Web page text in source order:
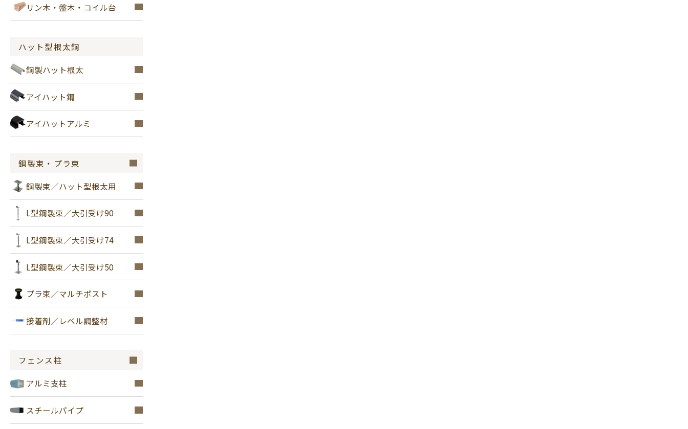
リン木・盤木・コイル台
ハット型根太鋼
鋼製ハット根太
アイハット鋼
アイハットアルミ
鋼製束・プラ束
鋼製束／ハット型根太用
L型鋼製束／大引受け90
L型鋼製束／大引受け74
L型鋼製束／大引受け50
プラ束／マルチポスト
接着剤／レベル調整材
フェンス柱
アルミ支柱
スチールパイプ